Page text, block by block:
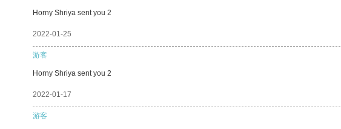
Horny Shriya sent you 2
2022-01-25
游客
Horny Shriya sent you 2
2022-01-17
游客